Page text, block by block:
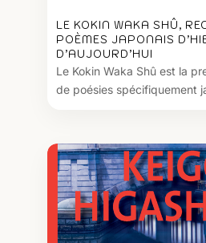
LE KOKIN WAKA SHÛ,
POÈMES JAPONAIS
D’AUJOURD’HUI
Le Kokin Waka Shû est la
de poésies spécifiquement